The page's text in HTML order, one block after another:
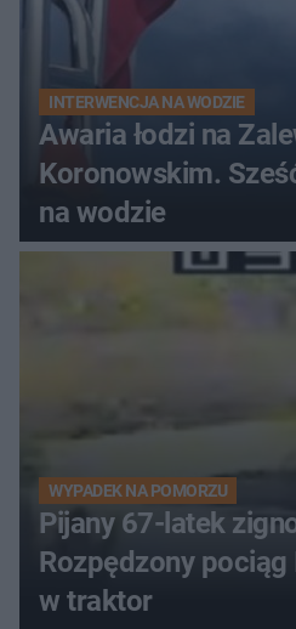
INTERWENCJA NA WODZIE
Awaria łodzi na
Koronowskim.
na wodzie
WYPADEK NA POMORZU
Pijany 67-latek
Rozpędzony pociąg
w traktor